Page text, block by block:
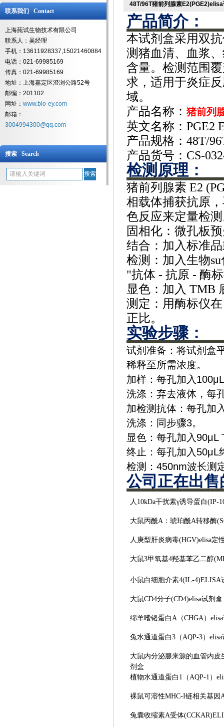
联系我们 Contact
上海莼试生物技术有限公司
联系人：吴经理
手机：13611928337,15021460884
电话：021-69985169
传真：021-69985169
地址：上海嘉定区澄浏公路52号
邮编：201102
网址： www.bio-ey.com
邮箱：
3004994300@qq.com
搜索 Search
48T/96T猪前列腺素
产品简介：
本试剂盒采用双
测猪血清、血浆
含量。检测范围
求，适用于炎症
域。
产品名称： 猪前列
英文名称： PGE2
产品规格： 48T/
产品货号： CS-
检测原理：
猪前列腺素 E2
相载体捕获抗原
色反应来定量检
固相化：微孔板
结合：加入标准
检测：加入生物
"抗体 - 抗原 - 酶
显色：加入 TMB
测定：用酶标仪在
正比。
实验步骤‌：
试剂准备‌：将试剂盒
稀释至所需浓度。
加样‌：每孔加入
洗涤‌：弃去液体，每
加检测抗体‌：每孔加
‌洗涤‌：同步骤3。
显色‌：每孔加入
终止‌：每孔加入50μL
检测‌：450nm波长测
公司正在出
人 10kDa干扰素γ诱导蛋白(IP-
大鼠丙酰A：琥珀酰A转移酶
人庚型肝炎病毒(HGV)elisa定
大鼠3甲氧基4羟基苯乙二醇
小鼠白细胞介素4(IL-4)ELISA
大鼠CD4分子(CD4)elisa试剂盒
绵羊嗜铬蛋白A（CHGA）
兔水通道蛋白3（AQP-3）
大鼠内分泌腺来源的血管内皮
剂盒
植物水通道蛋白 1（AQP-1）
裸鼠可溶性MHC-I链相关基因
兔囊收缩素A受体